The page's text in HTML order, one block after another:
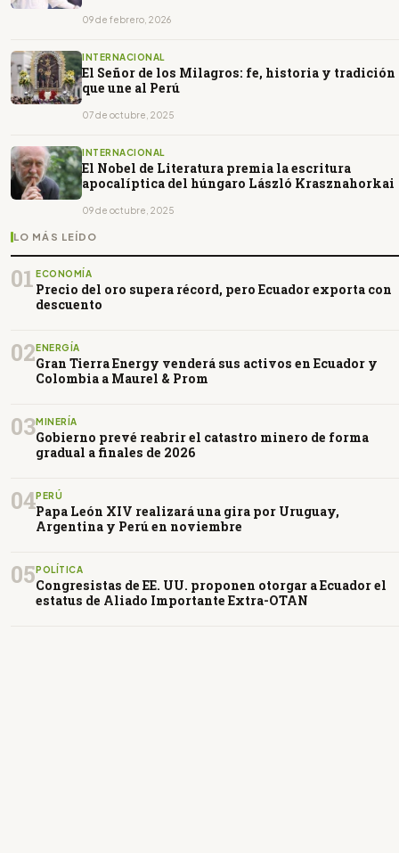
09 de febrero, 2026
INTERNACIONAL
El Señor de los Milagros: fe, historia y tradición
que une al Perú
07 de octubre, 2025
INTERNACIONAL
El Nobel de Literatura premia la escritura
apocalíptica del húngaro László Krasznahorkai
09 de octubre, 2025
LO MÁS LEÍDO
01 ECONOMÍA
Precio del oro supera récord, pero Ecuador exporta con
descuento
02ENERGÍA
Gran Tierra Energy venderá sus activos en Ecuador y
Colombia a Maurel & Prom
03MINERÍA
Gobierno prevé reabrir el catastro minero de forma
gradual a finales de 2026
04PERÚ
Papa León XIV realizará una gira por Uruguay,
Argentina y Perú en noviembre
05POLÍTICA
Congresistas de EE. UU. proponen otorgar a Ecuador el
estatus de Aliado Importante Extra-OTAN